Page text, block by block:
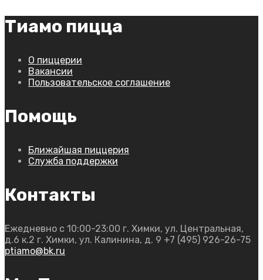
Тиамо пицца
О пиццерии
Вакансии
Пользовательское соглашение
Помощь
Ближайшая пиццерия
Служба поддержки
Контакты
Ежедневно с 10:00-23:00 г. Химки, ул. Центральная,
д.6 к.2 г. Химки, ул. Калинина, д. 9 +7 (495) 926-26-75
ptiamo@bk.ru